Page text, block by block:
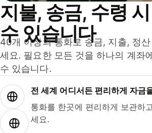
지불, 송금, 수령
수 있습니다
40개 이상의 통화로 송금, 지출, 정
세요. 필요한 모든 것을 하나의 계좌
수 있습니다.
전 세계 어디서든 편리하게 자금
통화를 한곳에 편리하게 보관하
세요.